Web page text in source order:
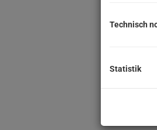
Technisch
Statistik